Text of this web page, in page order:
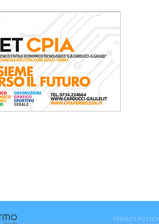
PRIVACY POLICY